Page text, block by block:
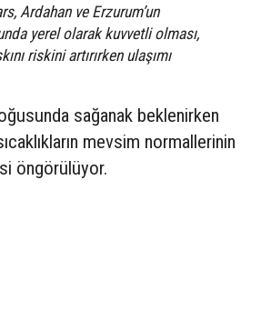
Ardahan ve Erzurum’un
yerel olarak kuvvetli olması,
riskini artırırken ulaşımı
sağanak beklenirken
mevsim normallerinin
öngörülüyor.